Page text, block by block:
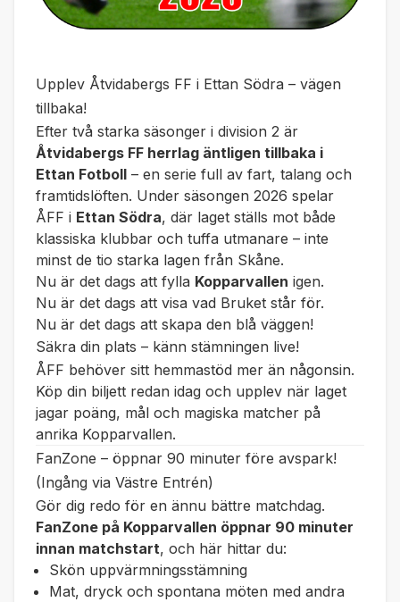
Upplev Åtvidabergs FF i Ettan Södra – vägen
tillbaka!
Efter två starka säsonger i division 2 är
Åtvidabergs FF herrlag äntligen tillbaka i
Ettan Fotboll – en serie full av fart, talang och
framtidslöften. Under säsongen 2026 spelar
ÅFF i Ettan Södra, där laget ställs mot både
klassiska klubbar och tuffa utmanare – inte
minst de tio starka lagen från Skåne.
Nu är det dags att fylla Kopparvallen igen.
Nu är det dags att visa vad Bruket står för.
Nu är det dags att skapa den blå väggen!
Säkra din plats – känn stämningen live!
ÅFF behöver sitt hemmastöd mer än någonsin.
Köp din biljett redan idag och upplev när laget
jagar poäng, mål och magiska matcher på
anrika Kopparvallen.
FanZone – öppnar 90 minuter före avspark!
(Ingång via Västre Entrén)
Gör dig redo för en ännu bättre matchdag.
FanZone på Kopparvallen öppnar 90 minuter
innan matchstart, och här hittar du:
Skön uppvärmningsstämning
Mat, dryck och spontana möten med andra